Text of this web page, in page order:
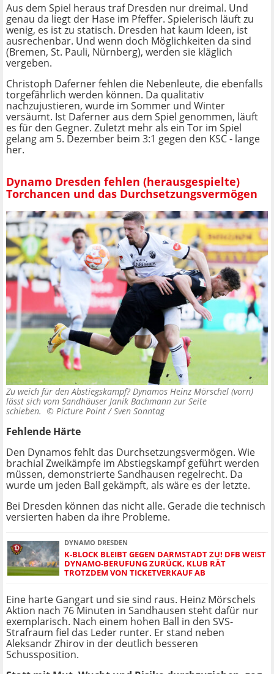
Aus dem Spiel heraus traf Dresden nur dreimal. Und
genau da liegt der Hase im Pfeffer. Spielerisch läuft zu
wenig, es ist zu statisch. Dresden hat kaum Ideen, ist
ausrechenbar. Und wenn doch Möglichkeiten da sind
(Bremen, St. Pauli, Nürnberg), werden sie kläglich
vergeben.
Christoph Daferner fehlen die Nebenleute, die ebenfalls
torgefährlich werden können. Da qualitativ
nachzujustieren, wurde im Sommer und Winter
versäumt. Ist Daferner aus dem Spiel genommen, läuft
es für den Gegner. Zuletzt mehr als ein Tor im Spiel
gelang am 5. Dezember beim 3:1 gegen den KSC - lange
her.
Dynamo Dresden fehlen (herausgespielte)
Torchancen und das Durchsetzungsvermögen
Zu weich für den Abstiegskampf? Dynamos Heinz Mörschel (vorn)
lässt sich vom Sandhäuser Janik Bachmann zur Seite
schieben. © Picture Point / Sven Sonntag
Fehlende Härte
Den Dynamos fehlt das Durchsetzungsvermögen. Wie
brachial Zweikämpfe im Abstiegskampf geführt werden
müssen, demonstrierte Sandhausen regelrecht. Da
wurde um jeden Ball gekämpft, als wäre es der letzte.
Bei Dresden können das nicht alle. Gerade die technisch
versierten haben da ihre Probleme.
DYNAMO DRESDEN
K-BLOCK BLEIBT GEGEN DARMSTADT ZU! DFB WEIST
DYNAMO-BERUFUNG ZURÜCK, KLUB RÄT
TROTZDEM VON TICKETVERKAUF AB
Eine harte Gangart und sie sind raus. Heinz Mörschels
Aktion nach 76 Minuten in Sandhausen steht dafür nur
exemplarisch. Nach einem hohen Ball in den SVS-
Strafraum fiel das Leder runter. Er stand neben
Aleksandr Zhirov in der deutlich besseren
Schussposition.